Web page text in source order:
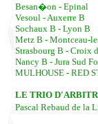
Besan�on - Epinal
Vesoul - Auxerre B
Sochaux B - Lyon B
Metz B - Montceau-
Strasbourg B - Croix
Nancy B - Jura Sud
MULHOUSE - RED
LE TRIO
Pascal Rebaud de